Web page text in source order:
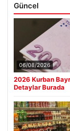
Güncel
06/08/2026
2026 Kurban
Detaylar Burada